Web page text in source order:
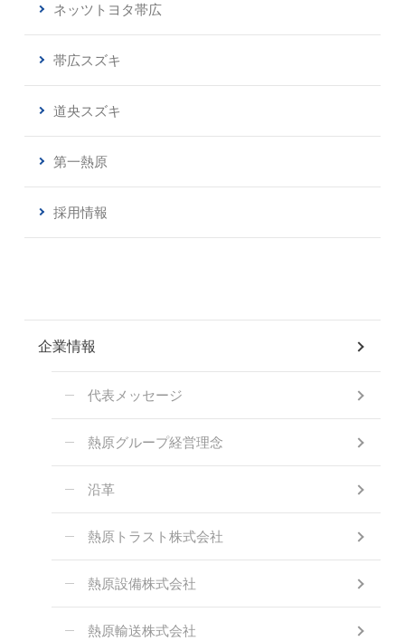
ネッツトヨタ帯広
帯広スズキ
道央スズキ
第一熱原
採用情報
企業情報
代表メッセージ
熱原グループ経営理念
沿革
熱原トラスト株式会社
熱原設備株式会社
熱原輸送株式会社